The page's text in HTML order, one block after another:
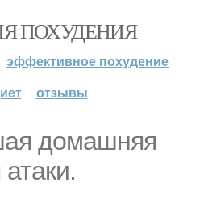
ПОХУДЕНИЯ
эффективное похудение
отзывы
домашняя